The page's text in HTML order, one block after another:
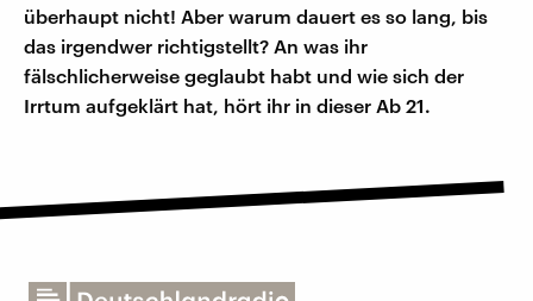
überhaupt nicht! Aber warum dauert es so lang, bis
das irgendwer richtigstellt? An was ihr
fälschlicherweise geglaubt habt und wie sich der
Irrtum aufgeklärt hat, hört ihr in dieser Ab 21.